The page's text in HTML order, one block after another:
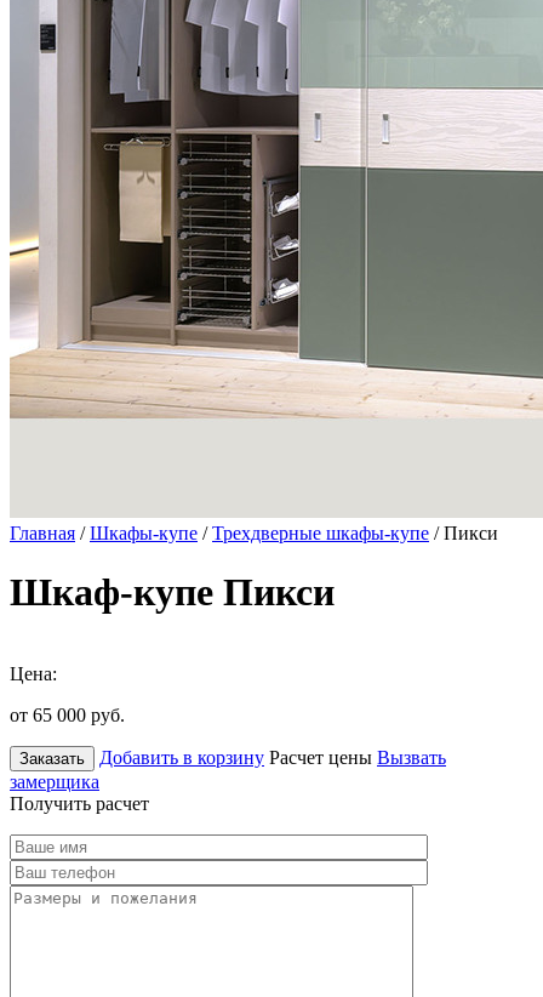
Главная /Шкафы-купе /Трехдверные шкафы-купе / Пикси
Шкаф-купе Пикси
Цена:
от 65 000 руб.
Заказать Добавить в корзину Расчет цены Вызвать
замерщика
Получить расчет